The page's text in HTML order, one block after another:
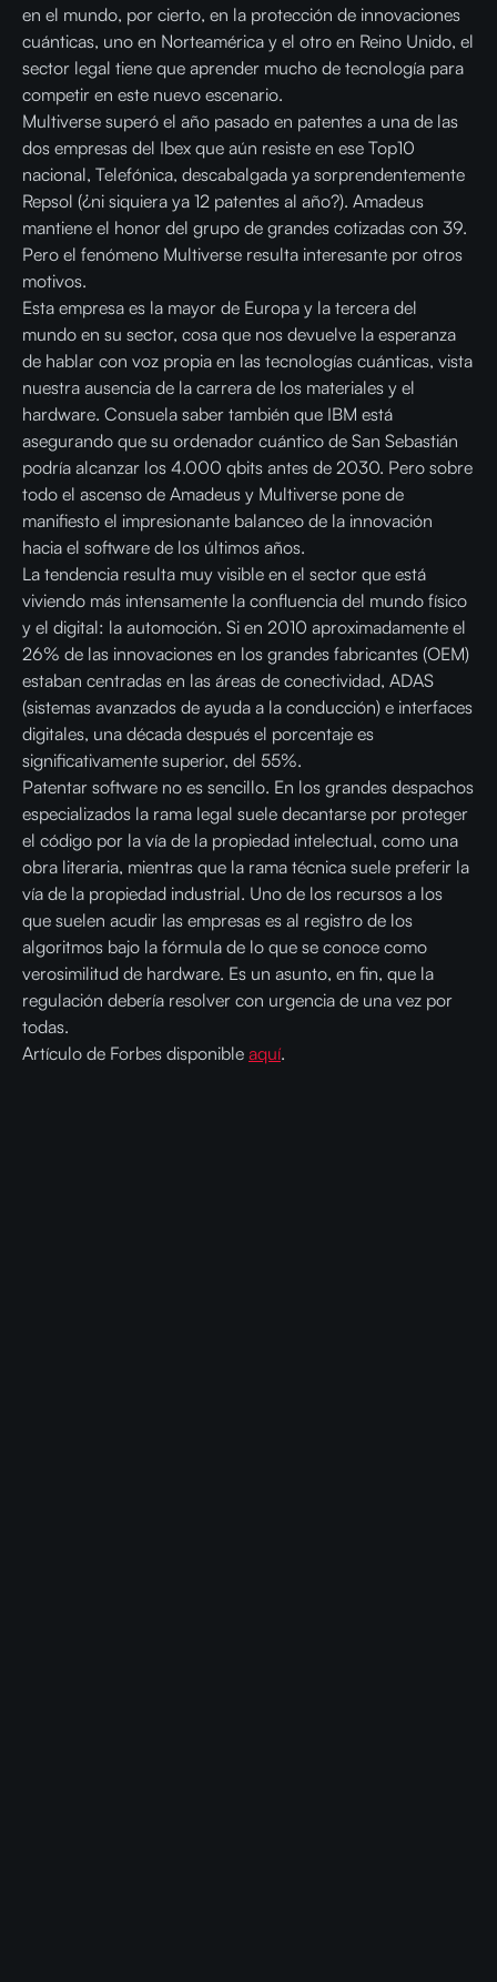
en el mundo, por cierto, en la protección de innovaciones
cuánticas, uno en Norteamérica y el otro en Reino Unido, el
sector legal tiene que aprender mucho de tecnología para
competir en este nuevo escenario.
Multiverse superó el año pasado en patentes a una de las
dos empresas del Ibex que aún resiste en ese Top10
nacional, Telefónica, descabalgada ya sorprendentemente
Repsol (¿ni siquiera ya 12 patentes al año?). Amadeus
mantiene el honor del grupo de grandes cotizadas con 39.
Pero el fenómeno Multiverse resulta interesante por otros
motivos.
Esta empresa es la mayor de Europa y la tercera del
mundo en su sector, cosa que nos devuelve la esperanza
de hablar con voz propia en las tecnologías cuánticas, vista
nuestra ausencia de la carrera de los materiales y el
hardware. Consuela saber también que IBM está
asegurando que su ordenador cuántico de San Sebastián
podría alcanzar los 4.000 qbits antes de 2030. Pero sobre
todo el ascenso de Amadeus y Multiverse pone de
manifiesto el impresionante balanceo de la innovación
hacia el software de los últimos años.
La tendencia resulta muy visible en el sector que está
viviendo más intensamente la confluencia del mundo físico
y el digital: la automoción. Si en 2010 aproximadamente el
26% de las innovaciones en los grandes fabricantes (OEM)
estaban centradas en las áreas de conectividad, ADAS
(sistemas avanzados de ayuda a la conducción) e interfaces
digitales, una década después el porcentaje es
significativamente superior, del 55%.
Patentar software no es sencillo. En los grandes despachos
especializados la rama legal suele decantarse por proteger
el código por la vía de la propiedad intelectual, como una
obra literaria, mientras que la rama técnica suele preferir la
vía de la propiedad industrial. Uno de los recursos a los
que suelen acudir las empresas es al registro de los
algoritmos bajo la fórmula de lo que se conoce como
verosimilitud de hardware. Es un asunto, en fin, que la
regulación debería resolver con urgencia de una vez por
todas.
Artículo de Forbes disponible aquí.